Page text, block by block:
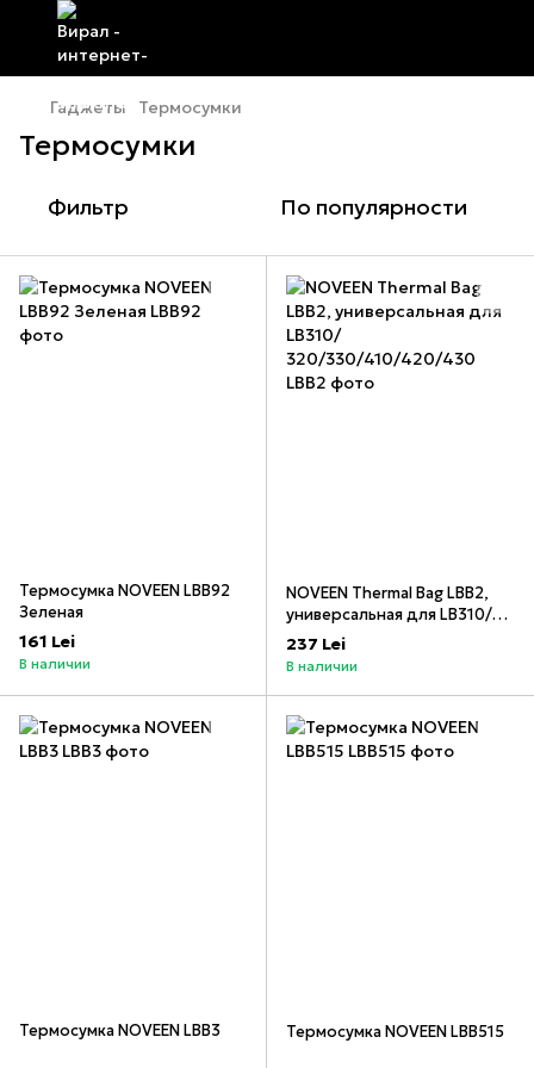
Гаджеты Термосумки
Термосумки
Фильтр По популярности
Термосумка NOVEEN LBB92
Зеленая
161 Lei
В наличии
NOVEEN Thermal Bag LBB2,
универсальная для LB310/
320/330/410/420/430
237 Lei
В наличии
Термосумка NOVEEN LBB3 Термосумка NOVEEN LBB515